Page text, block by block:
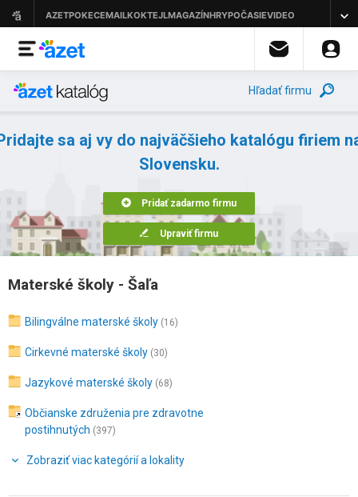
Hľadať firmu
sa aj vy do najväčšieho katalógu firiem
Slovensku.
Pridať zadarmo firmu
Upraviť firmu
Materské školy - Šaľa
Bilingválne materské školy (16)
Cirkevné materské školy (30)
Jazykové materské školy (68)
Občianske združenia pre zdravotne
postihnutých (397)
Zobraziť viac kategórií a lokality